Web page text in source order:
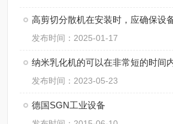
高剪切分散机在安装时，应确保设
发布时间：2025-01-17
发布时间：2023-05-23
德国SGN工业设备